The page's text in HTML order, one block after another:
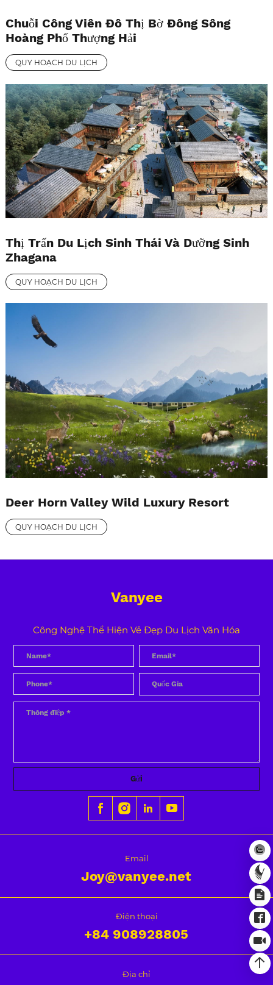
Chuỗi Công Viên Đô Thị Bờ Đông Sông
Hoàng Phố Thượng Hải
QUY HOẠCH DU LỊCH
Thị Trấn Du Lịch Sinh Thái Và Dưỡng Sinh
Zhagana
QUY HOẠCH DU LỊCH
Deer Horn Valley Wild Luxury Resort
QUY HOẠCH DU LỊCH
Vanyee
Công Nghệ Thể Hiện Vẻ Đẹp Du Lịch Văn Hóa
Gửi
Email
Joy@vanyee.net
Điện thoại
+84 908928805
Địa chỉ